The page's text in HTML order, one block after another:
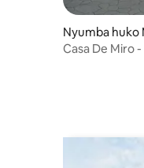
Nyumba huko
Casa De Miro